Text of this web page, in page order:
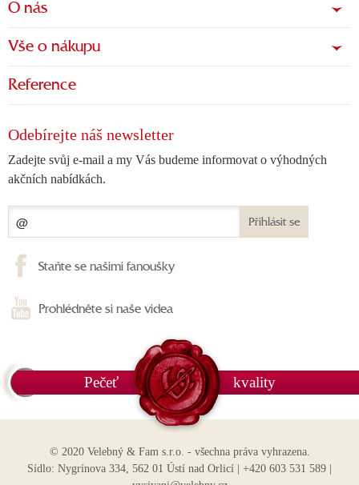
O nás
Vše o nákupu
Reference
Odebírejte náš newsletter
Zadejte svůj e-mail a my Vás budeme informovat o výhodných
akčních nabídkách.
Přihlásit se
Staňte se našimi fanoušky
Prohlédněte si naše videa
Pečeť kvality
© 2020 Velebný & Fam s.r.o. - všechna práva vyhrazena.
Sídlo: Nygrínova 334, 562 01 Ústí nad Orlicí | +420 603 531 589 |